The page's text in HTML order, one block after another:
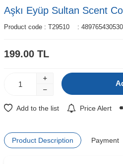
Aşkı Eyüp Sultan Scent
Product code : T29510 :
199.00 TL
Add to the list Price Alert
Product Description Payment